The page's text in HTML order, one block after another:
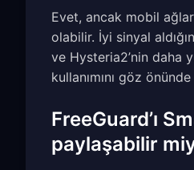
Evet, ancak mobil
olabilir. İyi sinyal
ve Hysteria2’nin daha
kullanımını göz
FreeGuard’ı
paylaşabilir